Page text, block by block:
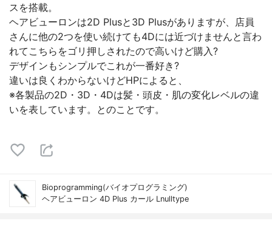
スを搭載。
ヘアビューロンは2D Plusと3D Plusがありますが、店員
さんに他の2つを使い続けても4Dには近づけませんと言わ
れてこちらをゴリ押しされたので高いけど購入?
デザインもシンプルでこれが一番好き?
違いは良くわからないけどHPによると、
※各製品の2D・3D・4Dは髪・頭皮・肌の変化レベルの違
いを表しています。とのことです。
Bioprogramming(バイオプログラミング)
ヘアビューロン 4D Plus カール Lnulltype